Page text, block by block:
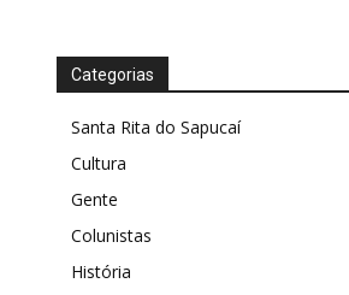
Categorias
Santa Rita do Sapucaí
Cultura
Gente
Colunistas
História